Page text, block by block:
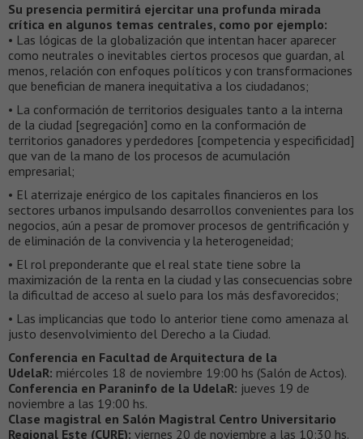
Su presencia permitirá ejercitar una profunda mirada
crítica en algunos temas centrales, como por ejemplo:
• Las lógicas de la globalización que intentan hacer aparecer
como neutrales o inevitables ciertos procesos que guardan, al
menos, relación con enfoques políticos y con transformaciones
que benefician de manera inequitativa a los ciudadanos;
• La conformación de territorios desiguales tanto a la interna
de la ciudad [segregación] como en la conformación de
territorios ganadores y perdedores [competencia y especificidad]
que van de la mano de los procesos de acumulación
empresarial;
• El aterrizaje enérgico de los capitales financieros en los
sectores urbanos impulsando desarrollos convenientes para los
negocios, aún a pesar de promover procesos de gentrificación y
de eliminación de la convivencia y la heterogeneidad;
• El rol preponderante que el real state tiene sobre la
maximización de la renta en la ciudad y las consecuencias sobre
la dificultad de acceso al suelo para los más desfavorecidos;
• Las implicancias que todo lo anterior tiene como amenaza al
justo desenvolvimiento del Derecho a la Ciudad.
Conferencia en Facultad de Arquitectura de la
UdelaR: miércoles 18 de noviembre 19:00 hs (Salón de Actos).
Conferencia en Paraninfo de la UdelaR: jueves 19 de
noviembre a las 19:00 hs.
Clase magistral en Salón Magistral Centro Universitario
Regional Este (CURE): viernes 20 de noviembre a las 10:30 hs.